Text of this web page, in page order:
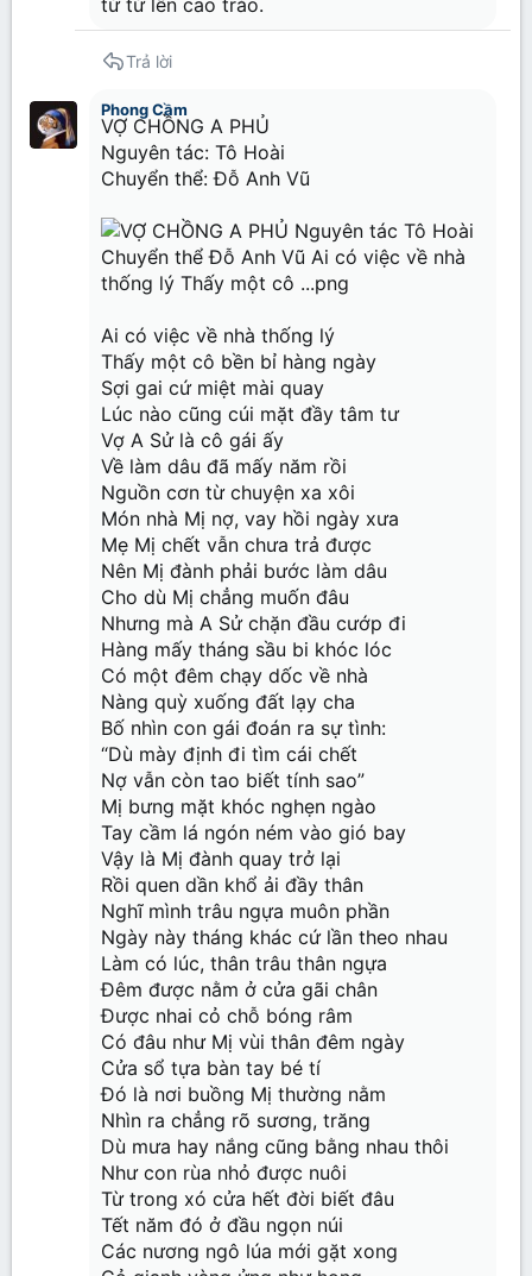
Trả lời
Phong Cầm
VỢ CHỒNG A PHỦ
Nguyên tác: Tô Hoài
Chuyển thể: Đỗ Anh Vũ
Ai có việc về nhà thống lý
Thấy một cô bền bỉ hàng ngày
Sợi gai cứ miệt mài quay
Lúc nào cũng cúi mặt đầy tâm tư
Vợ A Sử là cô gái ấy
Về làm dâu đã mấy năm rồi
Nguồn cơn từ chuyện xa xôi
Món nhà Mị nợ, vay hồi ngày xưa
Mẹ Mị chết vẫn chưa trả được
Nên Mị đành phải bước làm dâu
Cho dù Mị chẳng muốn đâu
Nhưng mà A Sử chặn đầu cướp đi
Hàng mấy tháng sầu bi khóc lóc
Có một đêm chạy dốc về nhà
Nàng quỳ xuống đất lạy cha
Bố nhìn con gái đoán ra sự tình:
“Dù mày định đi tìm cái chết
Nợ vẫn còn tao biết tính sao”
Mị bưng mặt khóc nghẹn ngào
Tay cầm lá ngón ném vào gió bay
Vậy là Mị đành quay trở lại
Rồi quen dần khổ ải đầy thân
Nghĩ mình trâu ngựa muôn phần
Ngày này tháng khác cứ lần theo nhau
Làm có lúc, thân trâu thân ngựa
Đêm được nằm ở cửa gãi chân
Được nhai cỏ chỗ bóng râm
Có đâu như Mị vùi thân đêm ngày
Cửa sổ tựa bàn tay bé tí
Đó là nơi buồng Mị thường nằm
Nhìn ra chẳng rõ sương, trăng
Dù mưa hay nắng cũng bằng nhau thôi
Như con rùa nhỏ được nuôi
Từ trong xó cửa hết đời biết đâu
Tết năm đó ở đầu ngọn núi
Các nương ngô lúa mới gặt xong